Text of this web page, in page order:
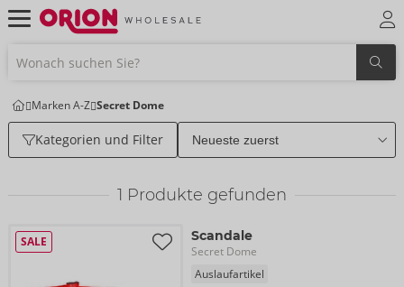
Marken A-Z Secret Dome
Kategorien und Filter
1 Produkte gefunden
SALE Scandale
Secret Dome
Auslaufartikel